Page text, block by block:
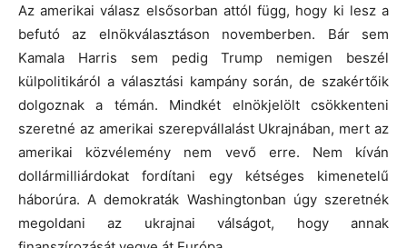
Az amerikai válasz elsősorban attól függ, hogy ki lesz a
befutó az elnökválasztáson novemberben. Bár sem
Kamala Harris sem pedig Trump nemigen beszél
külpolitikáról a választási kampány során, de szakértőik
dolgoznak a témán. Mindkét elnökjelölt csökkenteni
szeretné az amerikai szerepvállalást Ukrajnában, mert az
amerikai közvélemény nem vevő erre. Nem kíván
dollármilliárdokat fordítani egy kétséges kimenetelű
háborúra. A demokraták Washingtonban úgy szeretnék
megoldani az ukrajnai válságot, hogy annak